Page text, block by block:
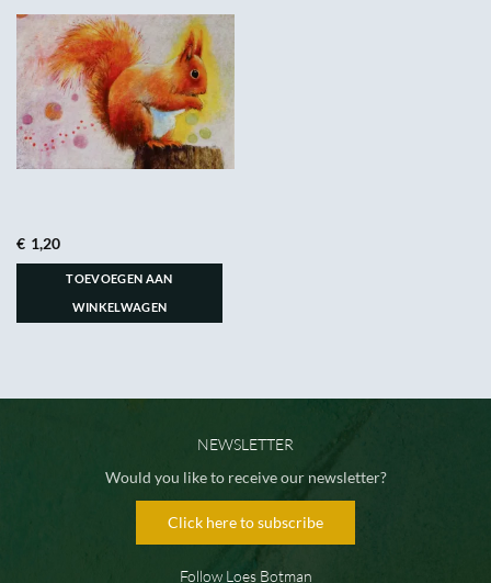
€ 1,20
TOEVOEGEN AAN
WINKELWAGEN
NEWSLETTER
Would you like to receive our newsletter?
Click here to subscribe
Follow Loes Botman